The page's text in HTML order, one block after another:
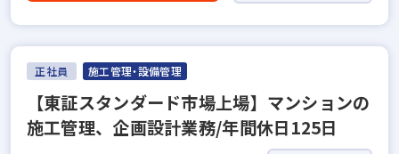
正社員 施工管理・設備管理
【東証スタンダード市場上場】マンションの
施工管理、企画設計業務/年間休日125日